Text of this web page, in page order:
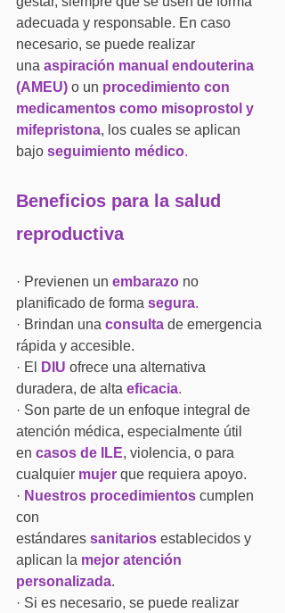
adecuada y responsable. En caso
necesario, se puede realizar
una aspiración manual endouterina
(AMEU) o un procedimiento con
medicamentos como misoprostol y
mifepristona, los cuales se aplican
bajo seguimiento médico.
Beneficios para la salud
reproductiva
· Previenen un embarazo no
planificado de forma segura.
· Brindan una consulta de emergencia
rápida y accesible.
· El
DIU ofrece una alternativa
duradera, de alta eficacia.
· Son parte de un enfoque integral de
atención médica, especialmente útil
en casos de ILE, violencia, o para
cualquier mujer que requiera apoyo.
· Nuestros procedimientos cumplen
con
estándares sanitarios establecidos y
aplican la mejor atención
personalizada.
· Si es necesario, se puede realizar